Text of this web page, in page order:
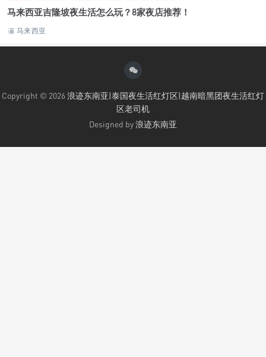
马来西亚吉隆坡夜生活怎么玩？8家夜店推荐！
马来西亚
Copyright © 2026浪迹东南亚|泰国夜生活红灯区|越南暗黑团夜生活红灯
区老司机
Designed by浪迹东南亚